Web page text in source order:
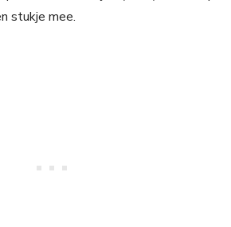
stukje mee.